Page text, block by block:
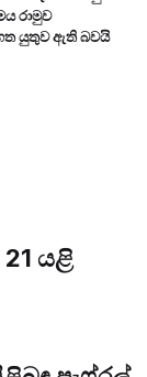
රාමුව
යුතුව ඇති බවයි
යළි